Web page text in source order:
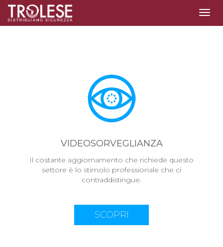
VIDEOSORVEGLIANZA
Il costante aggiornamento che richiede questo
settore è lo stimolo professionale che ci
contraddistingue.
SCOPRI